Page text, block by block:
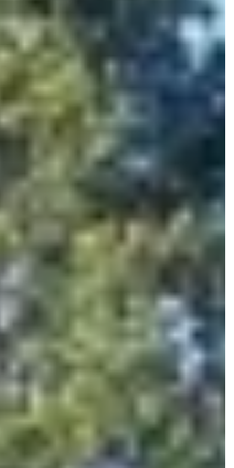
los 7 Vallées te espera con
y, por supuesto, un
que te harán recorrer
este verano. Sí, has oído
que los profesionales.
horas con puestos de
con moderación, ¿eh?) e
bici.
ganar. ¡Quizás esta vez la